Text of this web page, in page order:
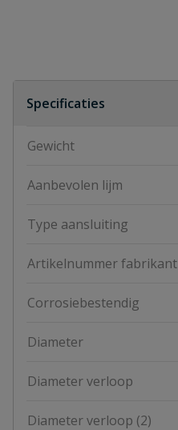
Specificaties
Gewicht
Aanbevolen lijm
Type aansluiting
Artikelnummer fabrikant
Corrosiebestendig
Diameter
Diameter verloop
Diameter verloop (2)